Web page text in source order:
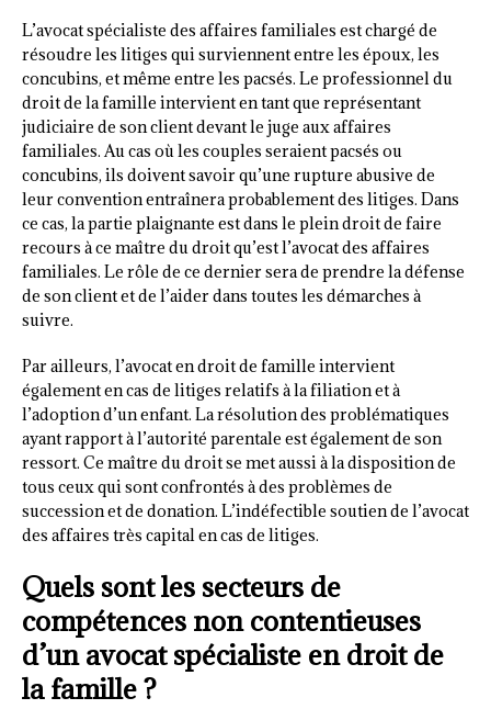
L’avocat spécialiste des affaires familiales est chargé de
résoudre les litiges qui surviennent entre les époux, les
concubins, et même entre les pacsés. Le professionnel du
droit de la famille intervient en tant que représentant
judiciaire de son client devant le juge aux affaires
familiales. Au cas où les couples seraient pacsés ou
concubins, ils doivent savoir qu’une rupture abusive de
leur convention entraînera probablement des litiges. Dans
ce cas, la partie plaignante est dans le plein droit de faire
recours à ce maître du droit qu’est l’avocat des affaires
familiales. Le rôle de ce dernier sera de prendre la défense
de son client et de l’aider dans toutes les démarches à
suivre.
Par ailleurs, l’avocat en droit de famille intervient
également en cas de litiges relatifs à la filiation et à
l’adoption d’un enfant. La résolution des problématiques
ayant rapport à l’autorité parentale est également de son
ressort. Ce maître du droit se met aussi à la disposition de
tous ceux qui sont confrontés à des problèmes de
succession et de donation. L’indéfectible soutien de l’avocat
des affaires très capital en cas de litiges.
Quels sont les secteurs de
compétences non contentieuses
d’un avocat spécialiste en droit de
la famille ?